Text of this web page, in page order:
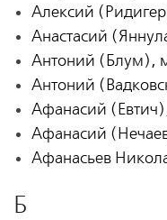
Алексий
Анастасий
Антоний (Блум),
Антоний
Афанасий
Афанасий
Афанасьев
Б